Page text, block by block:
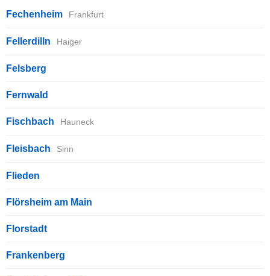
Fechenheim Frankfurt
Fellerdilln Haiger
Felsberg
Fernwald
Fischbach Hauneck
Fleisbach Sinn
Flieden
Flörsheim am Main
Florstadt
Frankenberg